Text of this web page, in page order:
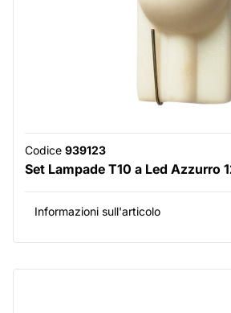
Codice 939123
Set Lampade T10 a Led Azzurro
Informazioni sull'articolo